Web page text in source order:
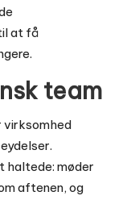
at få
team
virksomhed
haltede: møder
aftenen, og